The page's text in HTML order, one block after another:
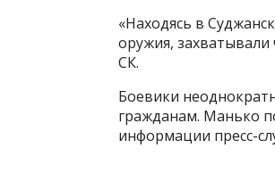
«Находясь в
оружия,
СК.
Боевики
гражданам. Манько
информации пресс-